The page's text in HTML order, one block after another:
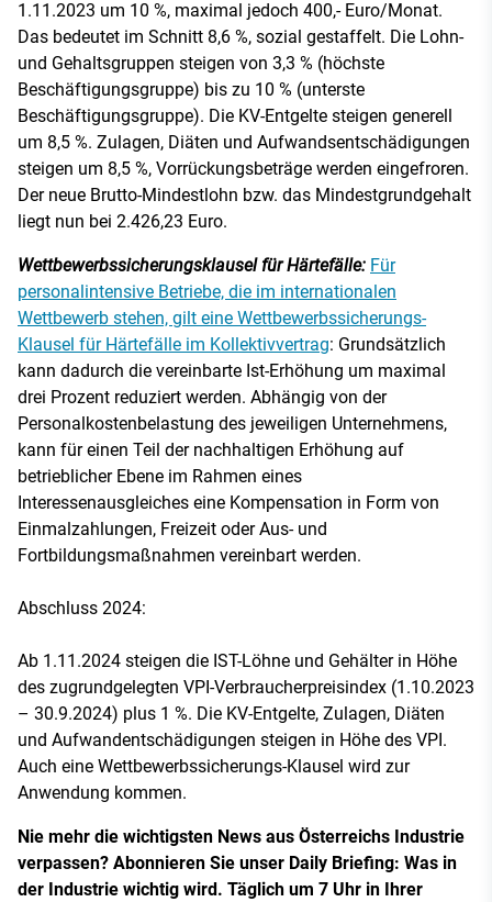
1.11.2023 um 10 %, maximal jedoch 400,- Euro/Monat.
Das bedeutet im Schnitt 8,6 %, sozial gestaffelt. Die Lohn-
und Gehaltsgruppen steigen von 3,3 % (höchste
Beschäftigungsgruppe) bis zu 10 % (unterste
Beschäftigungsgruppe). Die KV-Entgelte steigen generell
um 8,5 %. Zulagen, Diäten und Aufwandsentschädigungen
steigen um 8,5 %, Vorrückungsbeträge werden eingefroren.
Der neue Brutto-Mindestlohn bzw. das Mindestgrundgehalt
liegt nun bei 2.426,23 Euro.
Wettbewerbssicherungsklausel für Härtefälle: Für
personalintensive Betriebe, die im internationalen
Wettbewerb stehen, gilt eine Wettbewerbssicherungs-
Klausel für Härtefälle im Kollektivvertrag: Grundsätzlich
kann dadurch die vereinbarte Ist-Erhöhung um maximal
drei Prozent reduziert werden. Abhängig von der
Personalkostenbelastung des jeweiligen Unternehmens,
kann für einen Teil der nachhaltigen Erhöhung auf
betrieblicher Ebene im Rahmen eines
Interessenausgleiches eine Kompensation in Form von
Einmalzahlungen, Freizeit oder Aus- und
Fortbildungsmaßnahmen vereinbart werden.
Abschluss 2024:
Ab 1.11.2024 steigen die IST-Löhne und Gehälter in Höhe
des zugrundgelegten VPI-Verbraucherpreisindex (1.10.2023
– 30.9.2024) plus 1 %. Die KV-Entgelte, Zulagen, Diäten
und Aufwandentschädigungen steigen in Höhe des VPI.
Auch eine Wettbewerbssicherungs-Klausel wird zur
Anwendung kommen.
Nie mehr die wichtigsten News aus Österreichs Industrie
verpassen? Abonnieren Sie unser Daily Briefing: Was in
der Industrie wichtig wird. Täglich um 7 Uhr in Ihrer